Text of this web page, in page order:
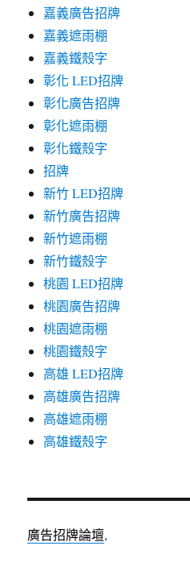
嘉義廣告招牌
嘉義遮雨棚
嘉義鐵殼字
彰化 LED招牌
彰化廣告招牌
彰化遮雨棚
彰化鐵殼字
招牌
新竹 LED招牌
新竹廣告招牌
新竹遮雨棚
新竹鐵殼字
桃園 LED招牌
桃園廣告招牌
桃園遮雨棚
桃園鐵殼字
高雄 LED招牌
高雄廣告招牌
高雄遮雨棚
高雄鐵殼字
廣告招牌論壇,